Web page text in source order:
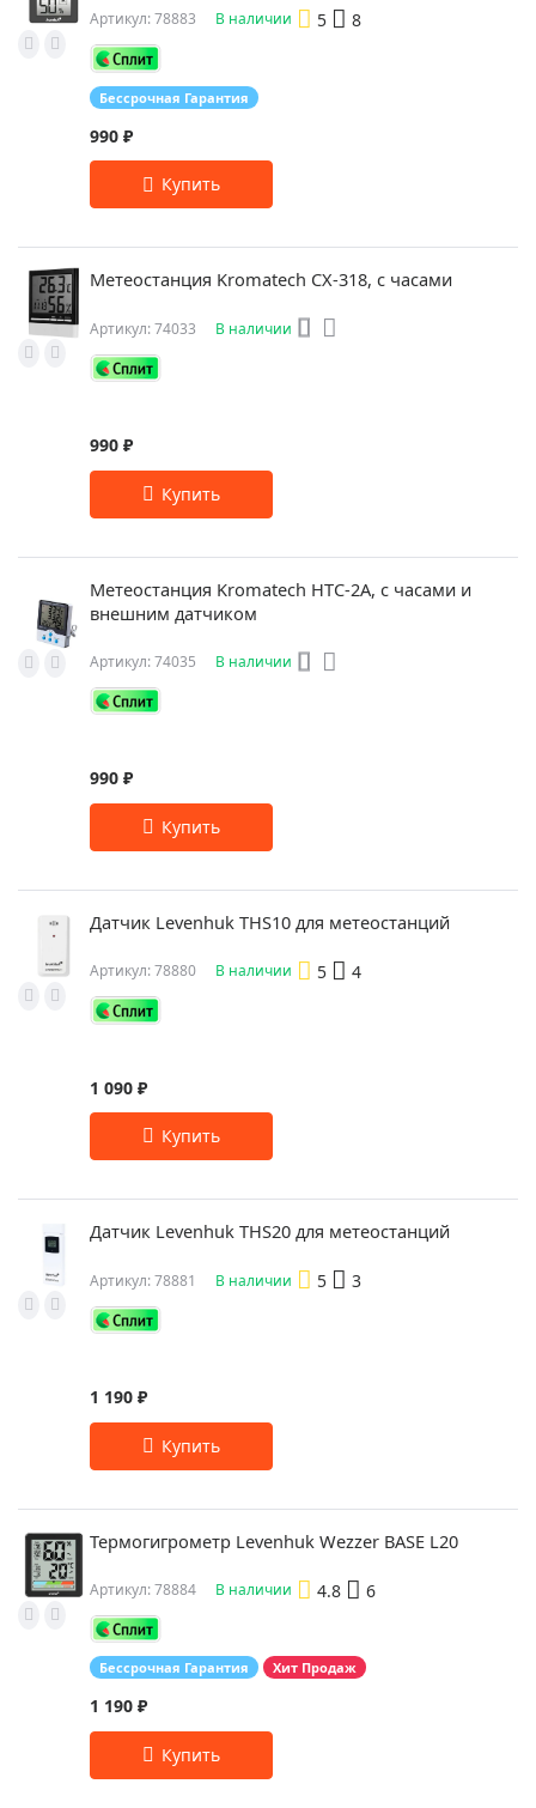
990 ₽
Артикул: 78883 В наличии 5 8
Бессрочная Гарантия
Метеостанция Kromatech CX-318, с часами
990 ₽
Артикул: 74033 В наличии
Метеостанция Kromatech HTC-2A, с часами и
внешним датчиком
990 ₽
Артикул: 74035 В наличии
Датчик Levenhuk THS10 для метеостанций
1 090 ₽
Артикул: 78880 В наличии 5 4
Датчик Levenhuk THS20 для метеостанций
1 190 ₽
Артикул: 78881 В наличии 5 3
Термогигрометр Levenhuk Wezzer BASE L20
1 190 ₽
Артикул: 78884 В наличии 4.8 6
Бессрочная Гарантия Хит Продаж